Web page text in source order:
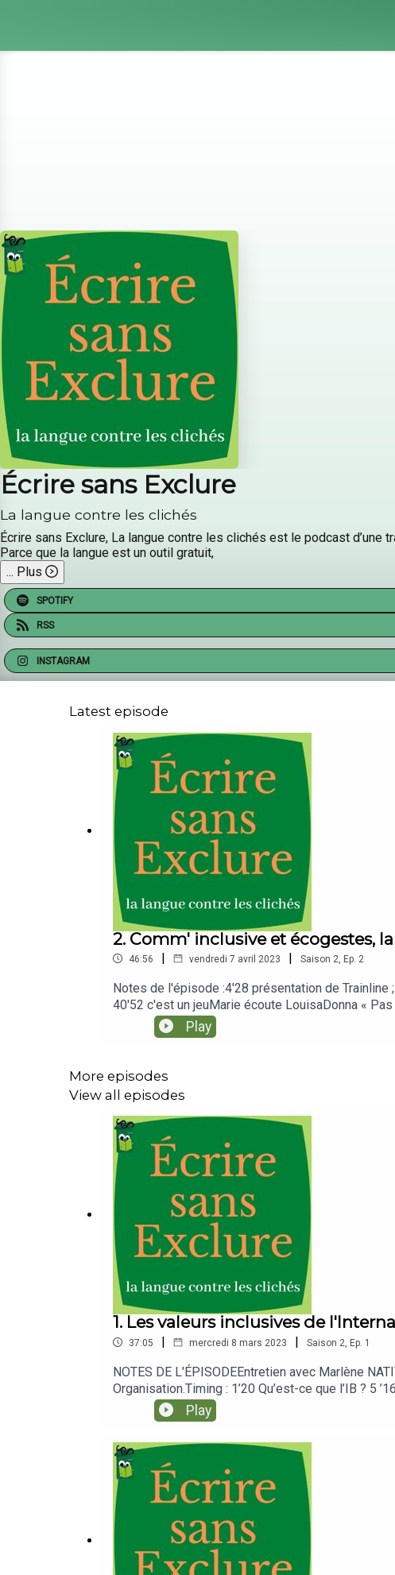
Écrire sans Exclure
La langue contre les clichés
Écrire sans Exclure, La langue contre les clichés est le podcast
Parce que la langue est un outil gratuit,
... Plus
SPOTIFY
RSS
INSTAGRAM
Latest episode
2. Comm' inclusive et écogestes,
46:56 | vendredi 7 avril 2023 | Saison 2 Ep. 2
Notes de l'épisode :4'28 présentation de
40'52 c'est un jeuMarie écoute LouisaDonna « Pas
Play
More episodes
View all episodes
1. Les valeurs inclusives de
37:05 | mercredi 8 mars 2023 | Saison 2 Ep. 1
NOTES DE L'ÉPISODEEntretien avec Marlène
Organisation.Timing : 1’20 Qu’est-ce que l’IB ? 5
recrutement 32’22 Rigueur de traitement 34
of-the-ib/the-ib-learner-profile/
Play